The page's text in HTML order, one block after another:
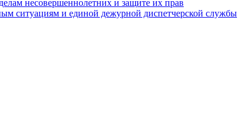
несовершеннолетних и защите их прав
ситуациям и единой дежурной диспетчерской службы